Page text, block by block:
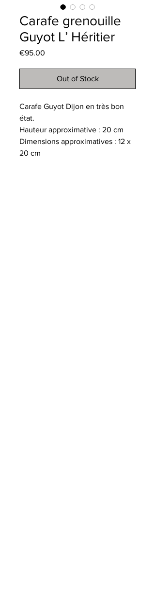
Carafe grenouille
Guyot L’ Héritier
€95.00
Out of Stock
Carafe Guyot Dijon en très bon
état.
Hauteur approximative : 20 cm
Dimensions approximatives : 12 x
20 cm